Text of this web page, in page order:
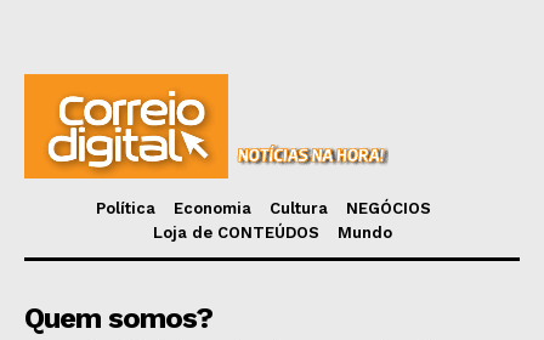
Política Economia Cultura
NEGÓCIOS
Loja de CONTEÚDOS
Mundo
Quem somos?